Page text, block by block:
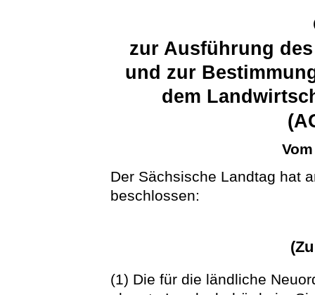
zur Ausführung
und zur
dem
Der Sächsische Landtag hat
beschlossen:
(1) Die für die ländliche